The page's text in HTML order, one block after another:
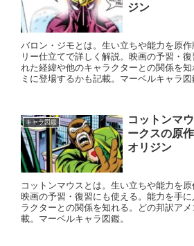
ジン
バロン・ジモとは。生い立ちや能力を原
リー仕立てで詳しく解説。映画の予習・
れた経緯や他のキャラクターとの関係を
ミに登場するかも記載。マーベルキャラ図
キャラ図鑑
コットンマ
ークスの原
オリジン
コットンマウスとは。生い立ちや能力を原
映画の予習・復習にも使える。能力を手
ラクターとの関係を知れる。どの邦訳ア
載。マーベルキャラ図鑑。